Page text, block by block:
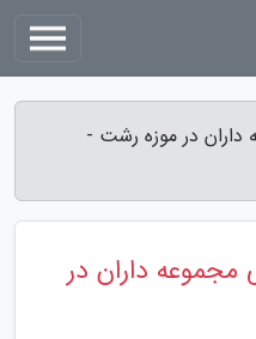
داران در موزه رشت -
مجموعه داران در